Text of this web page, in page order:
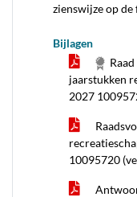
zienswijze op
Bijlagen
jaarstukken
2027
10095720